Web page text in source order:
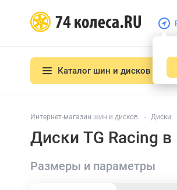
Каталог шин и дисков
Интернет-магазин шин и дисков Диски
Диски TG Racing в
Размеры и параметры